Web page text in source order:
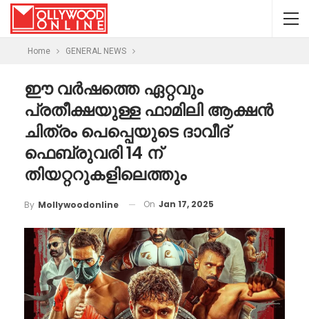
Home GENERAL NEWS
ഈ വർഷത്തെ ഏറ്റവും
പ്രതീക്ഷയുള്ള ഫാമിലി ആക്ഷൻ
ചിത്രം പെപ്പെയുടെ ദാവീദ്
ഫെബ്രുവരി 14 ന്
തിയറ്ററുകളിലെത്തും
By Mollywoodonline On Jan 17, 2025